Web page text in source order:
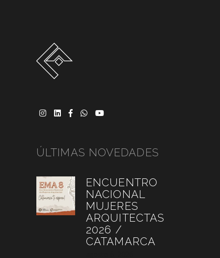
ÚLTIMAS NOVEDADES
ENCUENTRO
NACIONAL
MUJERES
ARQUITECTAS
2026 /
CATAMARCA